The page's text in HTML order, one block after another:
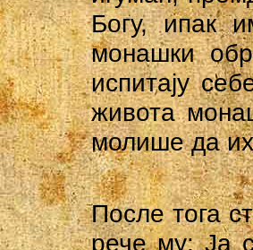
Богу, ипак
монашки
испитају
живота
молише да
После тога
рече му: Ја